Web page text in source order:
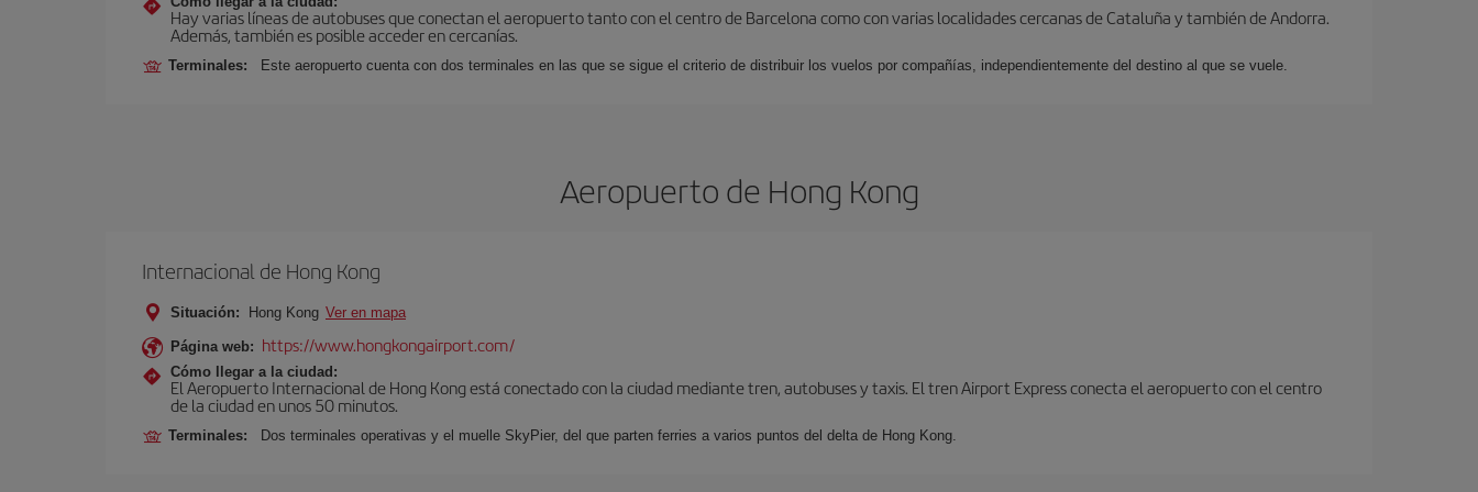
Hay varias líneas de autobuses que conectan el aeropuerto tanto con el centro de Barcelona como con varias localidades cercanas de Cataluña y también de Andorra.
Además, también es posible acceder en cercanías.
Terminales: Este aeropuerto cuenta con dos terminales en las que se sigue el criterio de distribuir los vuelos por compañías, independientemente del destino al que se vuele.
Aeropuerto de Hong Kong
Internacional de Hong Kong
Situación: Hong Kong Ver en mapa
Página web: https://www.hongkongairport.com/
Cómo llegar a la ciudad:
El Aeropuerto Internacional de Hong Kong está conectado con la ciudad mediante tren, autobuses y taxis. El tren Airport Express conecta el aeropuerto con el centro
de la ciudad en unos 50 minutos.
Terminales: Dos terminales operativas y el muelle SkyPier, del que parten ferries a varios puntos del delta de Hong Kong.